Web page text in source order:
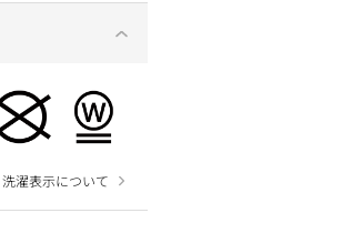
洗濯表示について